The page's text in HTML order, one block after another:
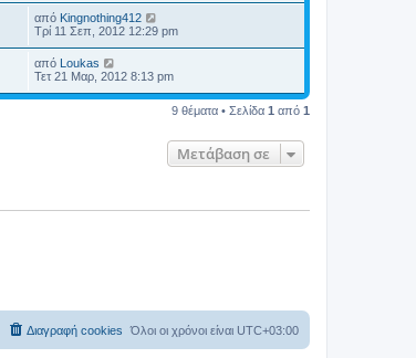
από Kingnothing412
Τρί 11 Σεπ, 2012 12:29 pm
από Loukas
Τετ 21 Μαρ, 2012 8:13 pm
9 θέματα • Σελίδα 1 από 1
Μετάβαση σε
Όλοι οι χρόνοι είναι UTC+03:00
Διαγραφή cookies